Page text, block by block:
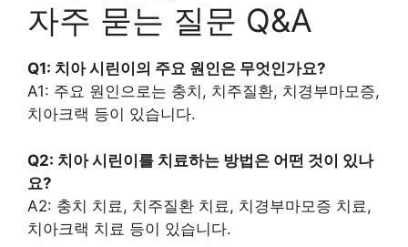
자주 묻는 질문 Q&A
Q1: 치아 시린이의 주요 원인은 무엇인가요?
A1: 주요 원인으로는 충치, 치주질환, 치경부마모증,
치아크랙 등이 있습니다.
Q2: 치아 시린이를 치료하는 방법은 어떤 것이 있나
요?
A2: 충치 치료, 치주질환 치료, 치경부마모증 치료,
치아크랙 치료 등이 있습니다.